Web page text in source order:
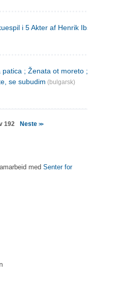
i 5 Akter af Henrik Ibsen
patica ; Ženata ot moreto ; Malkijat
se subudim (bulgarsk)
192 Neste >>
med Senter for